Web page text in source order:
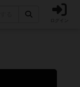
ログイン